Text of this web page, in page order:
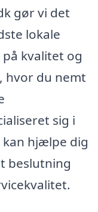
gør vi det
lokale
kvalitet og
hvor du nemt
sig i
hjælpe dig
beslutning